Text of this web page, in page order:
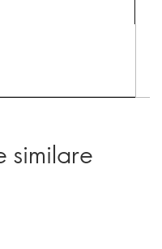
similare